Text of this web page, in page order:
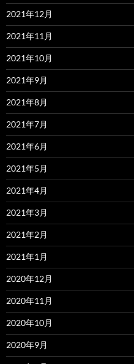
2021年12月
2021年11月
2021年10月
2021年9月
2021年8月
2021年7月
2021年6月
2021年5月
2021年4月
2021年3月
2021年2月
2021年1月
2020年12月
2020年11月
2020年10月
2020年9月